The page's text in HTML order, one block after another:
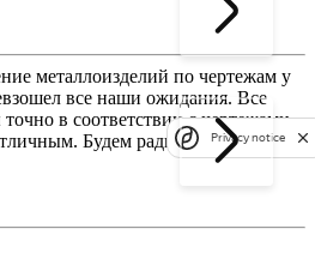
металлоизделий по чертежам у
все наши ожидания. Все
в соответствии с чертежами,
Будем рады продолжить
Privacy notice